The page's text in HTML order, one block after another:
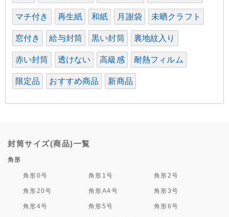
マチ付き 再生紙 和紙 月謝袋 未晒クラフト
窓付き 給与封筒 黒い封筒 裏地紋入り
赤い封筒 透けない 高級感 耐熱フィルム
限定品 おすすめ商品 新商品
封筒サイズ(商品)一覧
角形
角形0号 角形1号 角形2号
角形20号 角形A4号 角形3号
角形4号 角形5号 角形6号